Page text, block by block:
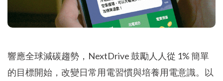
響應全球減碳趨勢，NextDrive 鼓勵人人從 1% 簡單
的目標開始，改變日常用電習慣與培養用電意識。以